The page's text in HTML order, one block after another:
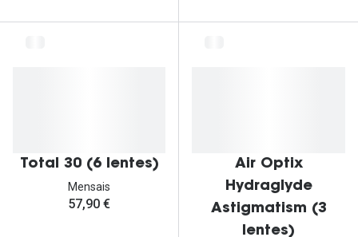
Total 30 (6 lentes)
Mensais
57,90 €
Air Optix
Hydraglyde
Astigmatism (3
lentes)